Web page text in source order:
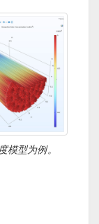
模型为例。